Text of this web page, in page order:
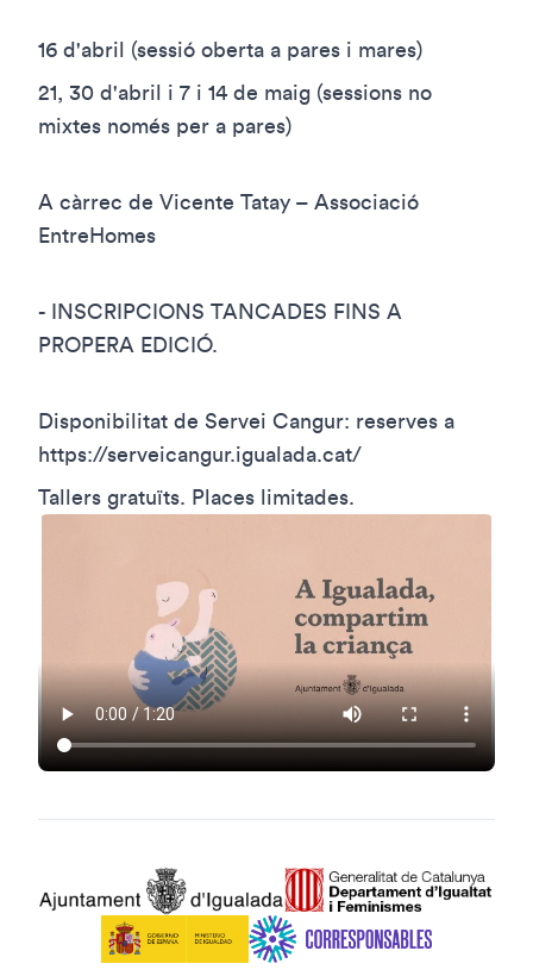
16 d'abril (sessió oberta a pares i mares)
21, 30 d'abril i 7 i 14 de maig (sessions no
mixtes només per a pares)
A càrrec de Vicente Tatay – Associació
EntreHomes
- INSCRIPCIONS TANCADES FINS A
PROPERA EDICIÓ.
Disponibilitat de Servei Cangur: reserves a
https://serveicangur.igualada.cat/
Tallers gratuïts. Places limitades.